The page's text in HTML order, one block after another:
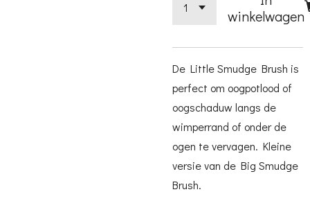
winkelwagen
De Little Smudge Brush is
perfect om oogpotlood of
oogschaduw langs de
wimperrand of onder de
ogen te vervagen. Kleine
versie van de Big Smudge
Brush.